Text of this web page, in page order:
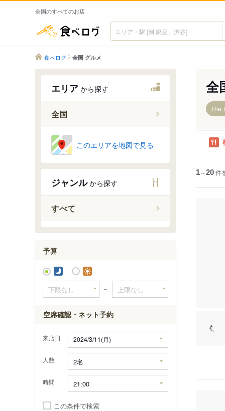
全国のすべてのお店
食べログ
食べログ 全国 グルメ
エリア から探す
全国
このエリアを地図で見る
ジャンルから探す
すべて
予算
～
空席確認・ネット予約
来店日
人数
時間
この条件で検索
全
The
1～20件